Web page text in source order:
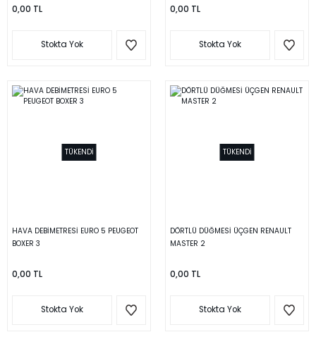
0,00 TL
Stokta Yok
0,00 TL
Stokta Yok
TÜKENDİ
HAVA DEBİMETRESİ EURO 5 PEUGEOT
BOXER 3
0,00 TL
Stokta Yok
TÜKENDİ
DÖRTLÜ DÜĞMESİ ÜÇGEN RENAULT
MASTER 2
0,00 TL
Stokta Yok